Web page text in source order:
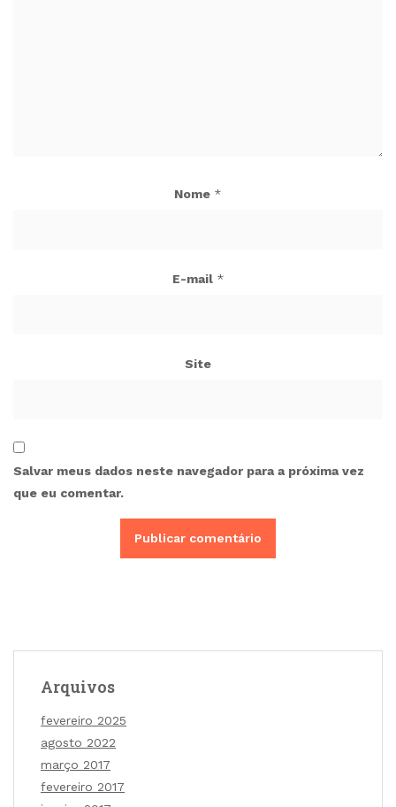
Nome *
E-mail *
Site
Salvar meus dados neste navegador para a próxima vez
que eu comentar.
Arquivos
fevereiro 2025
agosto 2022
março 2017
fevereiro 2017